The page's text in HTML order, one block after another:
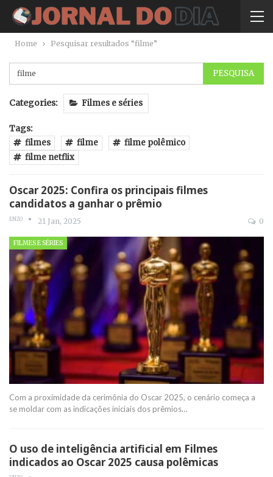
Home Pesquisar resultados “filme”
Categories: Filmes e séries
Tags:
filmes filme
filme polêmico
filme netflix
Oscar 2025: Confira os principais filmes
candidatos a ganhar o prêmio
ENZO 21 Jan, 2025 0
FILMES E SÉRIES
Com a proximidade da cerimônia do Oscar 2025, o cenário começa a
se moldar com as indicações iniciais dos prêmios…
O uso de inteligência artificial em Filmes
indicados ao Oscar 2025 causa polêmicas